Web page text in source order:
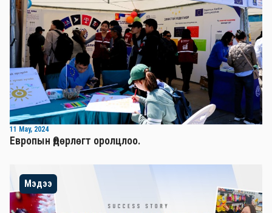
11 May, 2024
Европын Өдөрлөгт оролцлоо.
Мэдээ